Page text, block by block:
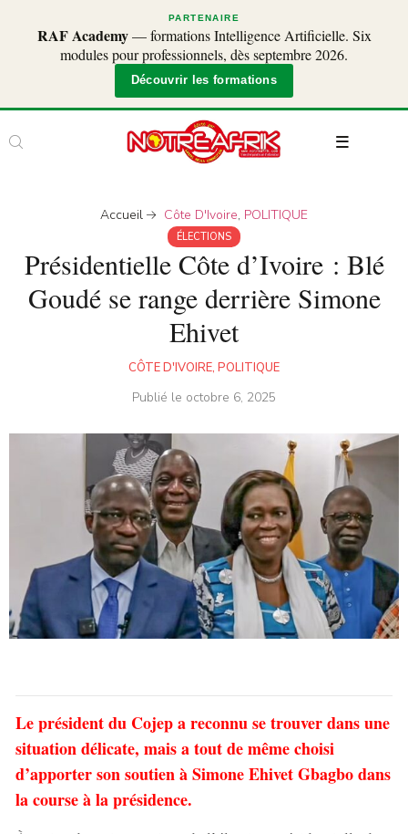
PARTENAIRE
RAF Academy— formations Intelligence Artificielle. Six
modules pour professionnels, dès septembre 2026.
Découvrir les formations
Accueil Côte D'Ivoire, POLITIQUE
ÉLECTIONS
Présidentielle Côte d’Ivoire : Blé
Goudé se range derrière Simone
Ehivet
CÔTE D'IVOIRE, POLITIQUE
Publié le octobre 6, 2025
Le président du Cojep a reconnu se trouver dans une
situation délicate, mais a tout de même choisi
d’apporter son soutien à Simone Ehivet Gbagbo dans
la course à la présidence.